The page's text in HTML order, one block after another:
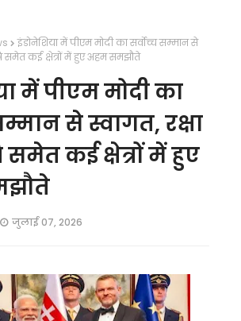
इंडोनेशिया में पीएम मोदी का सर्वोच्च सम्मान से
समेत कई क्षेत्रों में हुए अहम समझौते
में पीएम मोदी का
से स्वागत, रक्षा
कई क्षेत्रों में हुए
जुलाई 07, 2026